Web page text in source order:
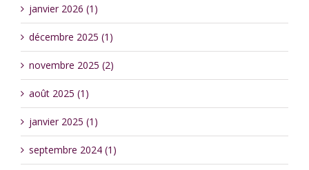
janvier 2026 (1)
décembre 2025 (1)
novembre 2025 (2)
août 2025 (1)
janvier 2025 (1)
septembre 2024 (1)